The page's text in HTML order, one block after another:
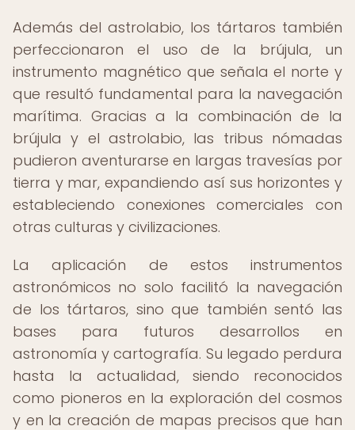
Además del astrolabio, los tártaros también
perfeccionaron el uso de la brújula, un
instrumento magnético que señala el norte y
que resultó fundamental para la navegación
marítima. Gracias a la combinación de la
brújula y el astrolabio, las tribus nómadas
pudieron aventurarse en largas travesías por
tierra y mar, expandiendo así sus horizontes y
estableciendo conexiones comerciales con
otras culturas y civilizaciones.
La aplicación de estos instrumentos
astronómicos no solo facilitó la navegación
de los tártaros, sino que también sentó las
bases para futuros desarrollos en
astronomía y cartografía. Su legado perdura
hasta la actualidad, siendo reconocidos
como pioneros en la exploración del cosmos
y en la creación de mapas precisos que han